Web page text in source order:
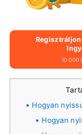
Regisztráljon
10 000
Hogyan
Hogyan